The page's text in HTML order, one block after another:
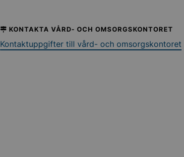
KONTAKTA VÅRD- OCH OMSORGSKONTORET
Kontaktuppgifter till vård- och omsorgskontoret